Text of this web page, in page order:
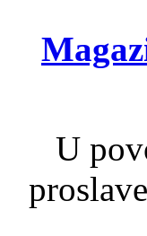
U